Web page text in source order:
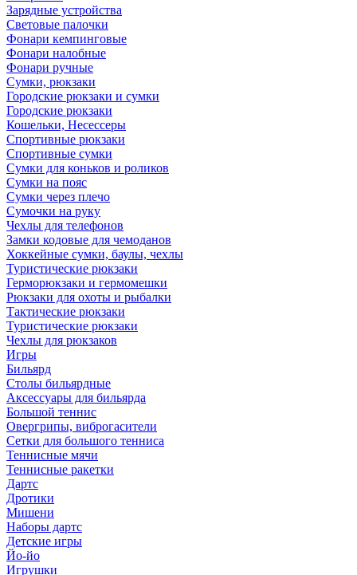
Зарядные устройства
Световые палочки
Фонари кемпинговые
Фонари налобные
Фонари ручные
Сумки, рюкзаки
Городские рюкзаки и сумки
Городские рюкзаки
Кошельки, Несессеры
Спортивные рюкзаки
Спортивные сумки
Сумки для коньков и роликов
Сумки на пояс
Сумки через плечо
Сумочки на руку
Чехлы для телефонов
Замки кодовые для чемоданов
Хоккейные сумки, баулы, чехлы
Туристические рюкзаки
Герморюкзаки и гермомешки
Рюкзаки для охоты и рыбалки
Тактические рюкзаки
Туристические рюкзаки
Чехлы для рюкзаков
Игры
Бильярд
Столы бильярдные
Аксессуары для бильярда
Большой теннис
Овергрипы, виброгасители
Сетки для большого тенниса
Теннисные мячи
Теннисные ракетки
Дартс
Дротики
Мишени
Наборы дартс
Детские игры
Йо-йо
Игрушки